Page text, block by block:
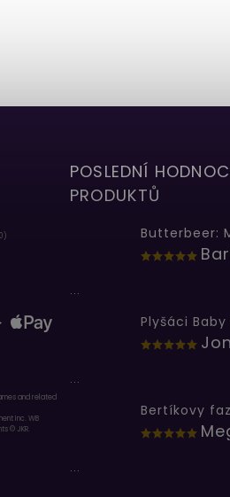
and related
Inc. WB
© JKR.
POSLEDNÍ
PRODUKTŮ
...
Plyšáci
...
...